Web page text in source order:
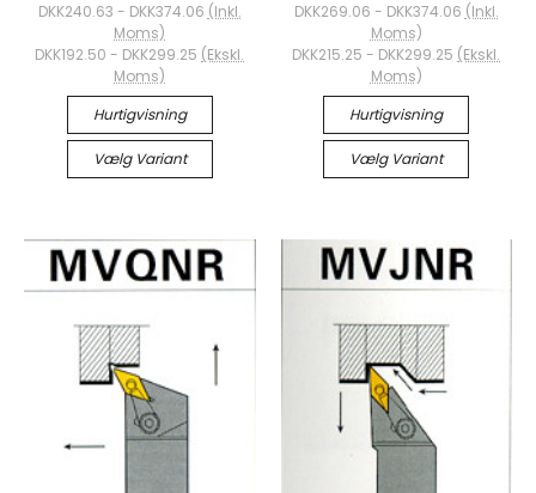
DKK240.63 - DKK374.06 (Inkl.
Moms)
DKK192.50 - DKK299.25 (Ekskl.
Moms)
Hurtigvisning
Vælg Variant
DKK269.06 - DKK374.06 (Inkl.
Moms)
DKK215.25 - DKK299.25 (Ekskl.
Moms)
Hurtigvisning
Vælg Variant